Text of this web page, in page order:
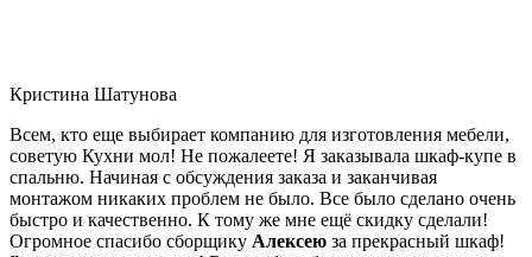
Кристина Шатунова
Всем, кто еще выбирает компанию для изготовления мебели,
советую Кухни мол! Не пожалеете! Я заказывала шкаф-купе в
спальню. Начиная с обсуждения заказа и заканчивая
монтажом никаких проблем не было. Все было сделано очень
быстро и качественно. К тому же мне ещё скидку сделали!
Огромное спасибо сборщику Алексею за прекрасный шкаф!